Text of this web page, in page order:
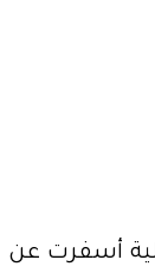
أسفرت عن